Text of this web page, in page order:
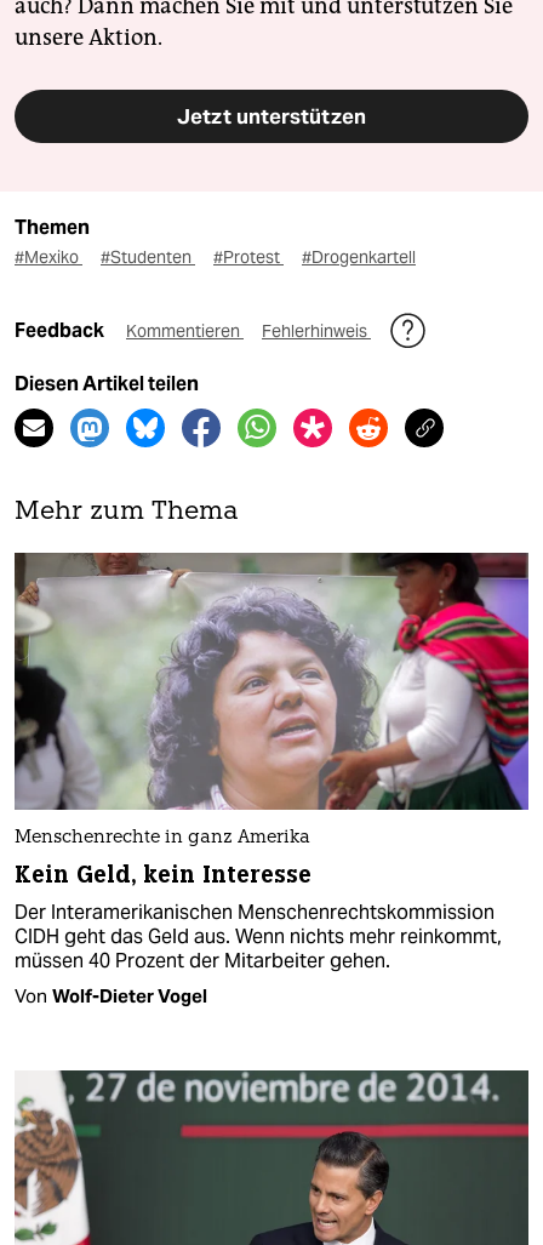
auch? Dann machen Sie mit und unterstützen Sie
unsere Aktion.
Jetzt unterstützen
Themen
#Mexiko #Studenten #Protest #Drogenkartell
Feedback Kommentieren Fehlerhinweis
Diesen Artikel teilen
Mehr zum Thema
Menschenrechte in ganz Amerika
Kein Geld, kein Interesse
Der Interamerikanischen Menschenrechtskommission
CIDH geht das Geld aus. Wenn nichts mehr reinkommt,
müssen 40 Prozent der Mitarbeiter gehen.
Von Wolf-Dieter Vogel